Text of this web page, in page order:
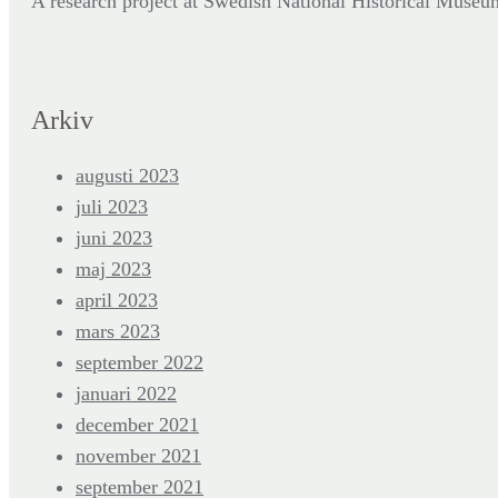
Arkiv
augusti 2023
juli 2023
juni 2023
maj 2023
april 2023
mars 2023
september 2022
januari 2022
december 2021
november 2021
september 2021